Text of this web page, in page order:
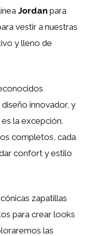
Jordan para
vestir a nuestras
y lleno de
innovador, y
la excepción.
completos, cada
confort y estilo
zapatillas
para crear looks
las